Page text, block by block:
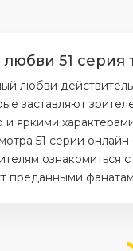
51 серия
любви
заставляют
яркими
51 серии
ознакомиться
преданными